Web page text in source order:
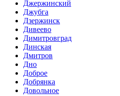
Джержинский
Джубга
Дзержинск
Дивеево
Димитровград
Динская
Дмитров
Дно
Доброе
Добрянка
Довольное